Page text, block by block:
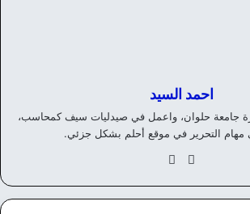
احمد السيد
جامعة حلوان، واعمل في صيدليات سيف كمحاسب،
التحرير في موقع أحلم بشكل جزئي.
موق
الويوك